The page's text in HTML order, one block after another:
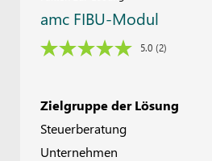
amc FIBU-Modul
5.0 (2)
Zielgruppe der Lösung
Steuerberatung
Unternehmen